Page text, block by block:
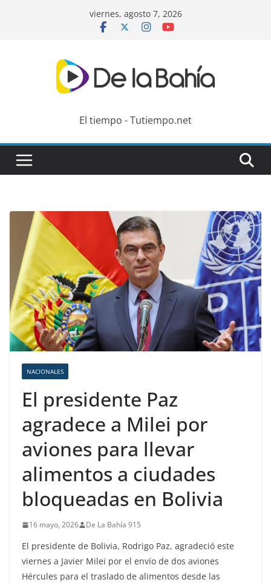
viernes, agosto 7, 2026
El tiempo - Tutiempo.net
NACIONALES
El presidente Paz
agradece a Milei por
aviones para llevar
alimentos a ciudades
bloqueadas en Bolivia
16 mayo, 2026 De La Bahía 915
El presidente de Bolivia, Rodrigo Paz, agradeció este
viernes a Javier Milei por el envío de dos aviones
Hércules para el traslado de alimentos desde las